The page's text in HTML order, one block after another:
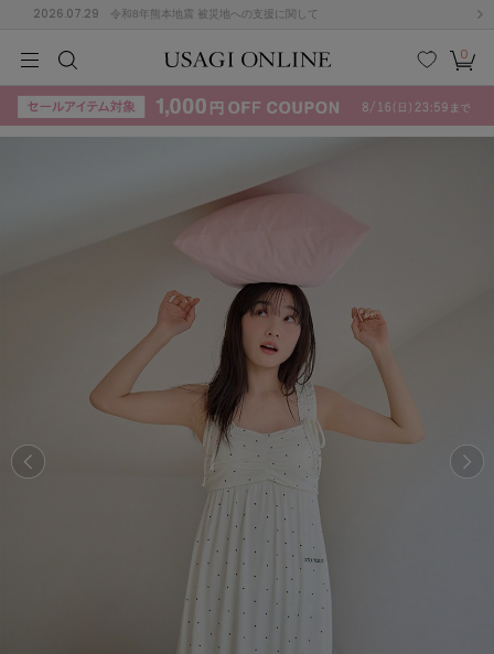
2026.07.29 令和8年熊本地震 被災地への支援に関して
検索
お気
に入
カー
ト
0
KIDSBABYBEAUTYLIFE STYLE
(715)
KIDSBABYBEAUTYLIFE STYLE
F
S U
Z
その
ACYM
アシーム
アディダス バイ ステラマッカートニー